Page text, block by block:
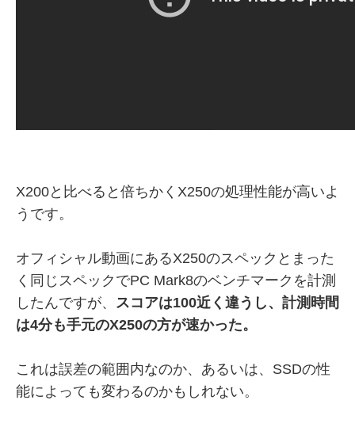
X200と比べると倍ちかくX250の処理性能が高いよ
うです。
オフィシャル動画にあるX250のスペックとまった
く同じスペックでPC Mark8のベンチマークを計測
したんですが、 スコアは100近く違うし、計測時間
は4分も手元のX250の方が速かった。
これは誤差の範囲内なのか、あるいは、SSDの性
能によっても変わるのかもしれない。